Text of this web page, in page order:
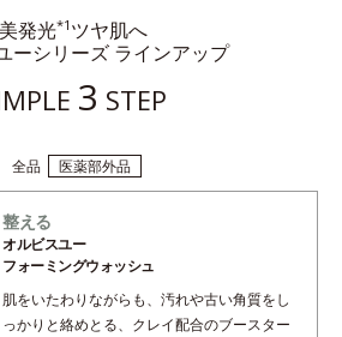
美発光*1 ツヤ肌へ
ーシリーズ ラインアップ
3 STEP
全品 医薬部外品
整える
オルビスユー
フォーミングウォッシュ
肌をいたわりながらも、汚れや古い角質をし
っかりと絡めとる、クレイ配合のブースター